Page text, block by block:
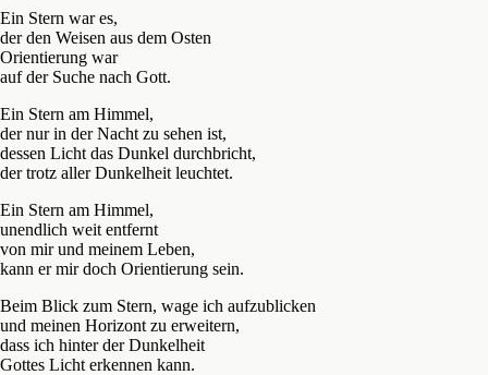
Ein Stern war es,
der den Weisen aus dem Osten
Orientierung war
auf der Suche nach Gott.
Ein Stern am Himmel,
der nur in der Nacht zu sehen ist,
dessen Licht das Dunkel durchbricht,
der trotz aller Dunkelheit leuchtet.
Ein Stern am Himmel,
unendlich weit entfernt
von mir und meinem Leben,
kann er mir doch Orientierung sein.
Beim Blick zum Stern, wage ich aufzublicken
und meinen Horizont zu erweitern,
dass ich hinter der Dunkelheit
Gottes Licht erkennen kann.